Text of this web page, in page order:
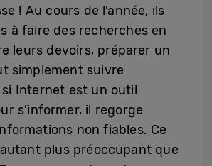
! Au cours de l’année, ils
à faire des recherches en
leurs devoirs, préparer un
simplement suivre
si Internet est un outil
s’informer, il regorge
non fiables. Ce
plus préoccupant que